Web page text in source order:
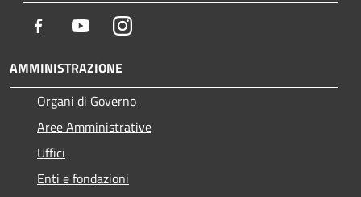
Facebook YoutubeInstagram
AMMINISTRAZIONE
Organi di Governo
Aree Amministrative
Uffici
Enti e fondazioni